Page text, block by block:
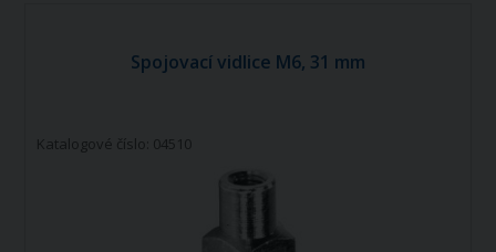
Spojovací vidlice M6, 31 mm
Katalogové číslo: 04510